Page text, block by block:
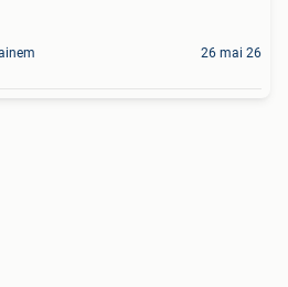
26 mai 26